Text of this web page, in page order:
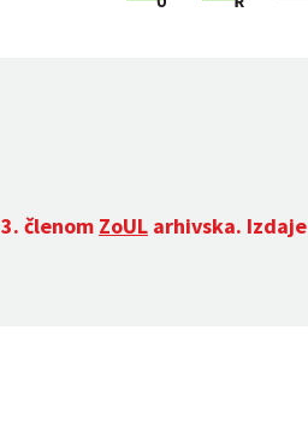
členom ZoUL arhivska.